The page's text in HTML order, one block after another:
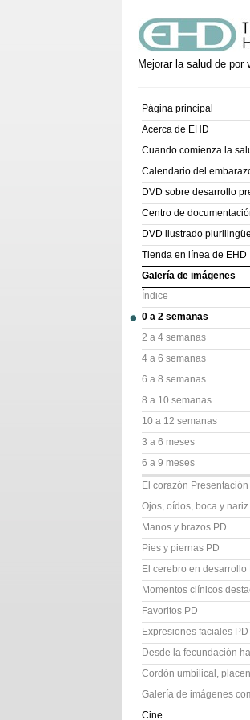
Mejorar la salud de por
Página principal
Acerca de EHD
Cuando comienza la
Calendario del
DVD sobre desarrollo
Centro de
DVD ilustrado plurilingüe
Tienda en línea de EHD
Galería de imágenes
Índice
0 a 2 semanas
2 a 4 semanas
4 a 6 semanas
6 a 8 semanas
8 a 10 semanas
10 a 12 semanas
3 a 6 meses
6 a 9 meses
El corazón Presentación
Ojos, oídos, boca y nariz
Manos y brazos PD
Pies y piernas PD
El cerebro en desarrollo
Momentos clínicos
Favoritos PD
Expresiones faciales PD
Desde la fecundación
Cordón umbilical,
Galería de imágenes
Cine